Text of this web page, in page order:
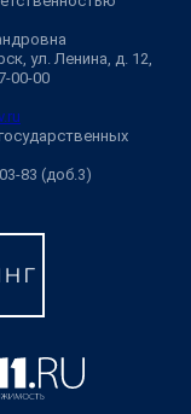
ул. Ленина, д. 12,
00-00
83 (доб.3)